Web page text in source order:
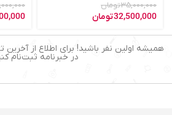
35,000,000تومان
32,500,000تومان
همیشه اولین نفر باشید! برای اطلاع از آخرین
در خبرنامه ثبت‌نام